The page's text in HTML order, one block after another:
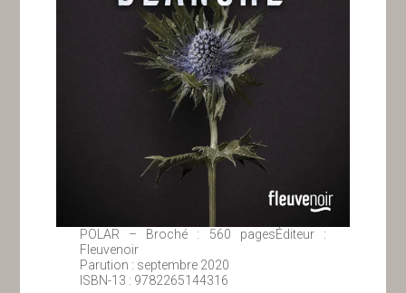
POLAR – Broché : 560 pagesÉditeur :
Fleuvenoir
Parution : septembre 2020
ISBN-13 : 9782265144316